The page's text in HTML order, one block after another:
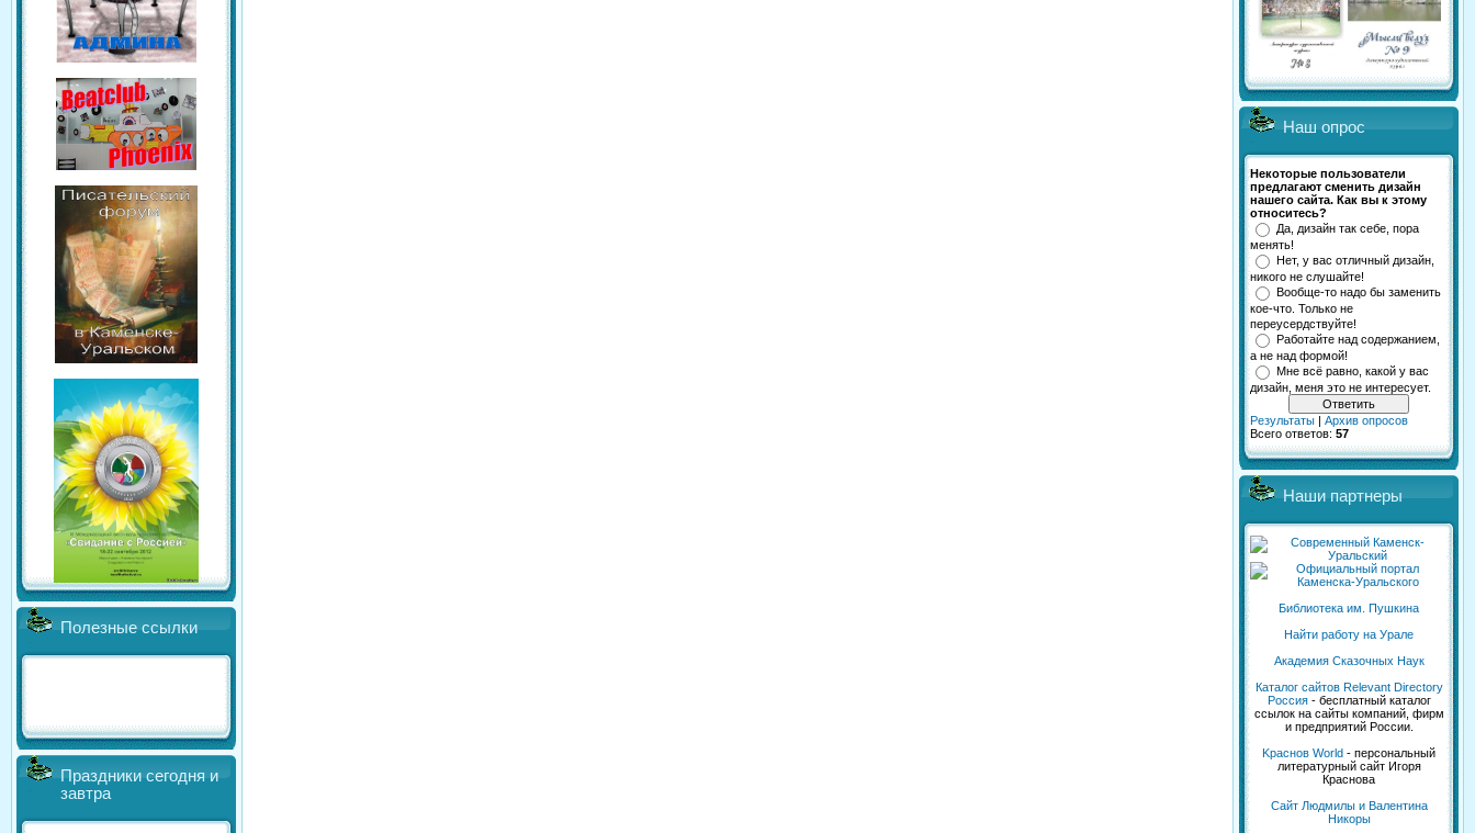
Полезные ссылки
Праздники сегодня и
завтра
Наш опрос
Некоторые пользователи
предлагают сменить дизайн
нашего сайта. Как вы к этому
относитесь?
Да, дизайн так себе, пора
менять!
Нет, у вас отличный дизайн,
никого не слушайте!
Вообще-то надо бы заменить
кое-что. Только не
переусердствуйте!
Работайте над содержанием,
а не над формой!
Мне всё равно, какой у вас
дизайн, меня это не интересует.
Результаты | Архив опросов
Всего ответов: 57
Наши партнеры
Библиотека им. Пушкина
Найти работу на Урале
Академия Сказочных Наук
Каталог сайтов Relevant Directory
Россия- бесплатный каталог
ссылок на сайты компаний, фирм
и предприятий России.
Kраснов World - персональный
литературный сайт Игоря
Краснова
Сайт Людмилы и Валентина
Никоры